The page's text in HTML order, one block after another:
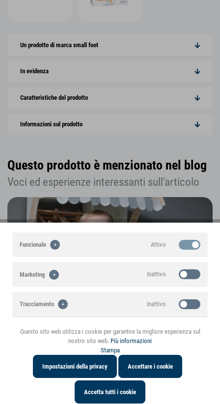
Un prodotto di marca small foot
In evidenza
Caratteristiche del prodotto
Informazioni sul prodotto
Questo prodotto è menzionato nel blog
Voci ed esperienze interessanti sull'articolo
5 € di sconto | Le cucine per bambini e i negozietti sono i
campioni di vendite per Natale!
Funzionale Attivo
Marketing Inattivo
Tracciamento Inattivo
Questo sito web utilizza i cookie per garantire la migliore esperienza sul
nostro sito web. Più informazioni
Stampa
Impostazioni della privacy Accettare i cookie
Accetta tutti i cookie